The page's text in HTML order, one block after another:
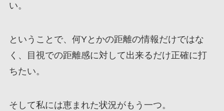
い。
ということで、何Yとかの距離の情報だけではな
く、目視での距離感に対して出来るだけ正確に打
ちたい。
そして私には恵まれた状況がもう一つ。